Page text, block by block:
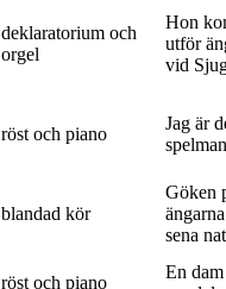
deklaratorium och
orgel
Hon
utför
vid
röst och piano
Jag är
spelman
blandad kör
Göken
sena
röst och piano
En